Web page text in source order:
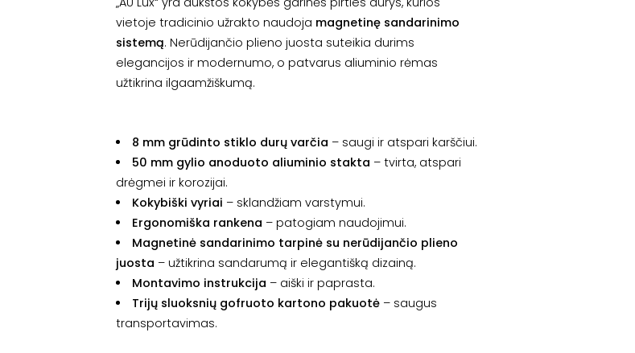
vietoje tradicinio užrakto naudoja magnetinę sandarinimo
sistemą. Nerūdijančio plieno juosta suteikia durims
elegancijos ir modernumo, o patvarus aliuminio rėmas
užtikrina ilgaamžiškumą.
8 mm grūdinto stiklo durų varčia – saugi ir atspari karščiui.
50 mm gylio anoduoto aliuminio stakta – tvirta, atspari
drėgmei ir korozijai.
Kokybiški vyriai – sklandžiam varstymui.
Ergonomiška rankena – patogiam naudojimui.
Magnetinė sandarinimo tarpinė su nerūdijančio plieno
juosta – užtikrina sandarumą ir elegantišką dizainą.
Montavimo instrukcija – aiški ir paprasta.
Trijų sluoksnių gofruoto kartono pakuotė – saugus
transportavimas.